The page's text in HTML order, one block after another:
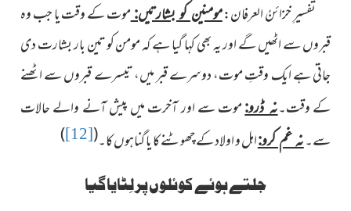
تفسیرِ خزائنُ العرفان:مومنین کو بشارتیں: موت کے وقت یا جب وہ
قبروں سے اٹھیں گے اور یہ بھی کہا گیا ہے کہ مومن کو تین بار بشارت دی
جاتی ہے ایک وقتِ موت، دوسرے قبر میں، تیسرے قبروں سے اٹھنے
کےوقت۔نہ ڈرو:موت سے اور آخرت میں پیش آنے والے حالات
سے۔نہ غم کرو:اہل و اولاد کے چھوٹنے کا یا گناہوں کا۔(
[12]
)
جلتے ہوئے کوئلوں پر لِٹایا گیا